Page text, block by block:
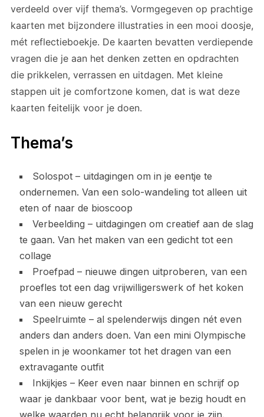
verdeeld over vijf thema’s. Vormgegeven op prachtige
kaarten met bijzondere illustraties in een mooi doosje,
mét reflectieboekje. De kaarten bevatten verdiepende
vragen die je aan het denken zetten en opdrachten
die prikkelen, verrassen en uitdagen. Met kleine
stappen uit je comfortzone komen, dat is wat deze
kaarten feitelijk voor je doen.
Thema’s
Solospot – uitdagingen om in je eentje te
ondernemen. Van een solo-wandeling tot alleen uit
eten of naar de bioscoop
Verbeelding – uitdagingen om creatief aan de slag
te gaan. Van het maken van een gedicht tot een
collage
Proefpad – nieuwe dingen uitproberen, van een
proefles tot een dag vrijwilligerswerk of het koken
van een nieuw gerecht
Speelruimte – al spelenderwijs dingen nét even
anders dan anders doen. Van een mini Olympische
spelen in je woonkamer tot het dragen van een
extravagante outfit
Inkijkjes – Keer even naar binnen en schrijf op
waar je dankbaar voor bent, wat je bezig houdt en